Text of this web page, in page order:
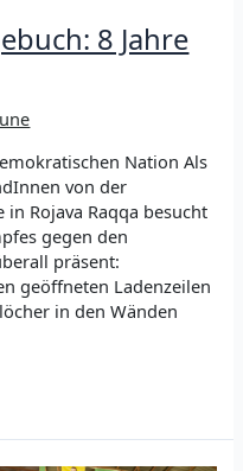
8 Jahre
Nation Als
von der
Rojava Raqqa besucht
gegen den
präsent:
geöffneten Ladenzeilen
in den Wänden